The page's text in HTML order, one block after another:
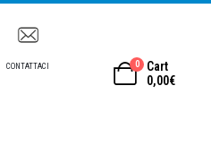
CONTATTACI 0
Cart
0,00€